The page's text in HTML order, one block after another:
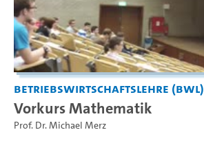
Betriebswirtschaftslehre (BWL)
Vorkurs Mathematik
Prof. Dr. Michael Merz